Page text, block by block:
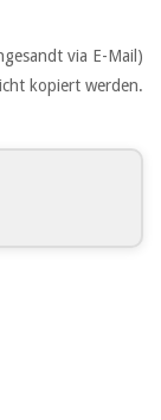
via E-Mail)
kopiert werden.